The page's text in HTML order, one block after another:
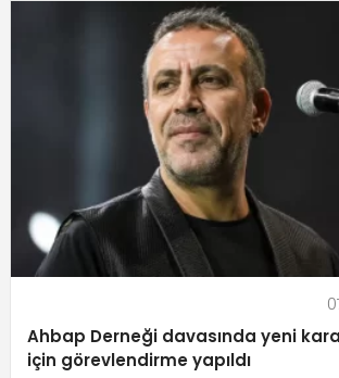
Ahbap Derneği davasında yeni
için görevlendirme yapıldı